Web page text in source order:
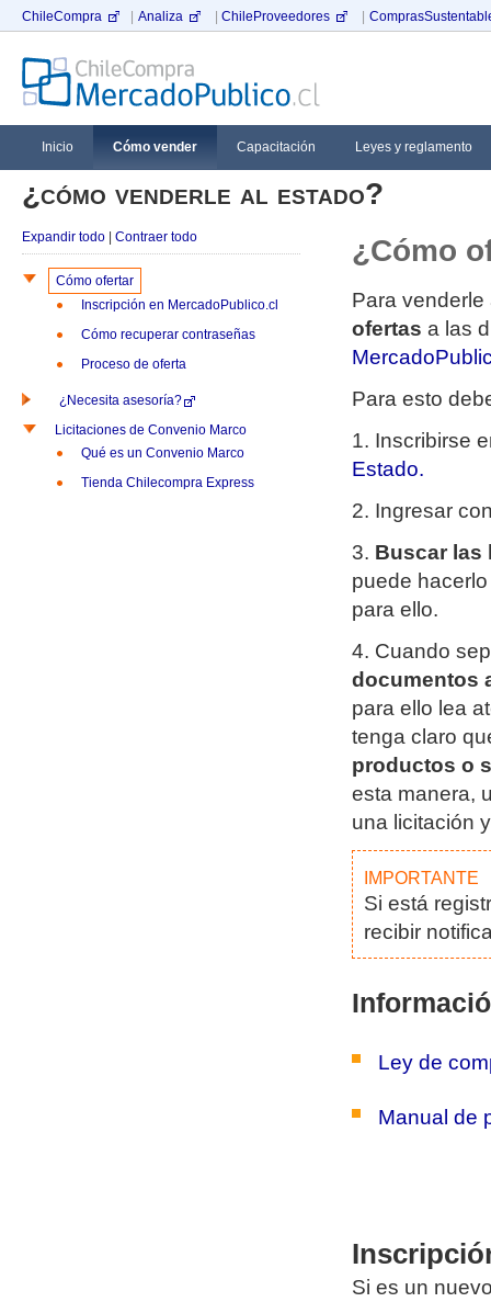
ChileCompra Analiza ChileProveedores
Inicio Cómo vender Capacitación Leyes y reglamento
¿cómo venderle al estado?
Expandir todo Contraer todo
Cómo ofertar
Inscripción en MercadoPublico.cl
Cómo recuperar contraseñas
Proceso de oferta
¿Necesita asesoría?
Licitaciones de Convenio Marco
Qué es un Convenio Marco
Tienda Chilecompra Express
¿Cómo
Para
ofertas a las
Para esto
1. Inscribirse
Estado.
2. Ingresar
3. Buscar las
puede
para ello.
4. Cuando
documentos
para ello lea
tenga claro
productos o
esta manera,
una licitación
importante
Si está
recibir
Ley de
Manual de
Si es un